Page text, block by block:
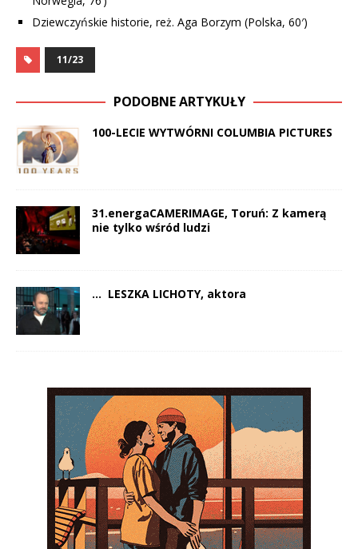
Dziewczyńskie historie, reż. Aga Borzym (Polska, 60′)
11/23
PODOBNE ARTYKUŁY
100-LECIE WYTWÓRNI COLUMBIA PICTURES
31.energaCAMERIMAGE, Toruń: Z kamerą
nie tylko wśród ludzi
… LESZKA LICHOTY, aktora